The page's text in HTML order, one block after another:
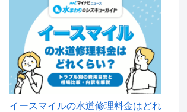
イースマイルの水道修理料金はどれ